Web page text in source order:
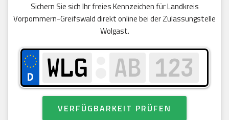
Sichern Sie sich Ihr freies Kennzeichen für Landkreis
Vorpommern-Greifswald direkt online bei der Zulassungstelle
Wolgast.
VERFÜGBARKEIT PRÜFEN